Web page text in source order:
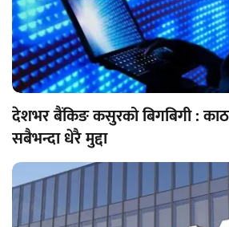
देशभर बैंकिङ कसुरको बिगबिगी :
सबैभन्दा धेरै मुद्दा